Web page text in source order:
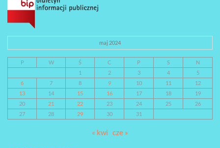
maj 2024
P W Ś C P S
N
1
2 3 4
5
6
7 8 9 10 11
12
13
14 15 16 17 18
19
20
21 22 23 24 25
26
27
28 29 30 31
« kwi cze »